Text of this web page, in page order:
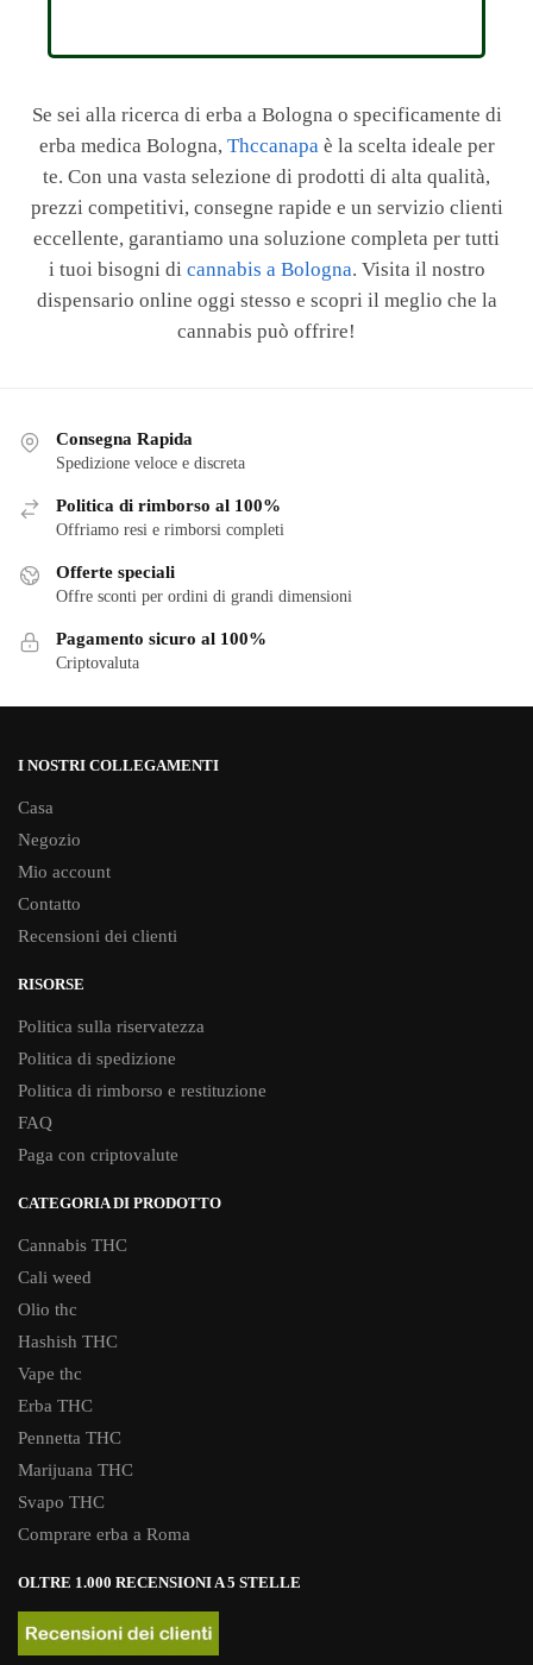
Se sei alla ricerca di erba a Bologna o specificamente di
erba medica Bologna, Thccanapaè la scelta ideale per
te. Con una vasta selezione di prodotti di alta qualità,
prezzi competitivi, consegne rapide e un servizio clienti
eccellente, garantiamo una soluzione completa per tutti
i tuoi bisogni di cannabis a Bologna. Visita il nostro
dispensario online oggi stesso e scopri il meglio che la
cannabis può offrire!
Consegna Rapida
Spedizione veloce e discreta
Politica di rimborso al 100%
Offriamo resi e rimborsi completi
Offerte speciali
Offre sconti per ordini di grandi dimensioni
Pagamento sicuro al 100%
Criptovaluta
I NOSTRI COLLEGAMENTI
Casa
Negozio
Mio account
Contatto
Recensioni dei clienti
RISORSE
Politica sulla riservatezza
Politica di spedizione
Politica di rimborso e restituzione
FAQ
Paga con criptovalute
CATEGORIA DI PRODOTTO
Cannabis THC
Cali weed
Olio thc
Hashish THC
Vape thc
Erba THC
Pennetta THC
Marijuana THC
Svapo THC
Comprare erba a Roma
OLTRE 1.000 RECENSIONI A 5 STELLE